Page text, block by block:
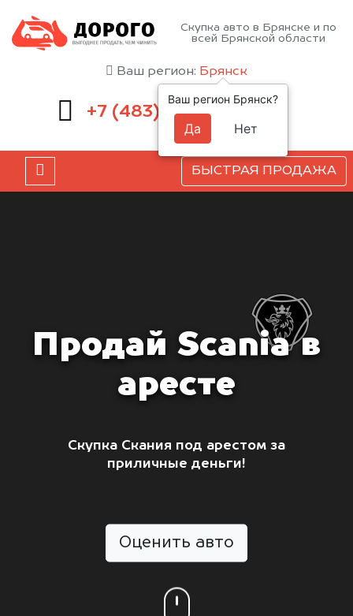
Скупка авто в Брянске и по
всей Брянской области
Ваш регион: Брянск
+7 (483) 232-00-41
БЫСТРАЯ ПРОДАЖА
Продай Scania в
аресте
Скупка Скания под арестом за
приличные деньги!
Оценить авто
Ваш регион Брянск?
Да Нет